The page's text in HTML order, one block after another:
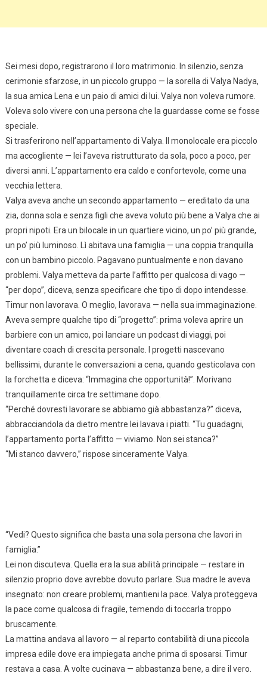
Sei mesi dopo, registrarono il loro matrimonio. In silenzio, senza
cerimonie sfarzose, in un piccolo gruppo — la sorella di Valya Nadya,
la sua amica Lena e un paio di amici di lui. Valya non voleva rumore.
Voleva solo vivere con una persona che la guardasse come se fosse
speciale.
Si trasferirono nell’appartamento di Valya. Il monolocale era piccolo
ma accogliente — lei l’aveva ristrutturato da sola, poco a poco, per
diversi anni. L’appartamento era caldo e confortevole, come una
vecchia lettera.
Valya aveva anche un secondo appartamento — ereditato da una
zia, donna sola e senza figli che aveva voluto più bene a Valya che ai
propri nipoti. Era un bilocale in un quartiere vicino, un po’ più grande,
un po’ più luminoso. Lì abitava una famiglia — una coppia tranquilla
con un bambino piccolo. Pagavano puntualmente e non davano
problemi. Valya metteva da parte l’affitto per qualcosa di vago —
“per dopo”, diceva, senza specificare che tipo di dopo intendesse.
Timur non lavorava. O meglio, lavorava — nella sua immaginazione.
Aveva sempre qualche tipo di “progetto”: prima voleva aprire un
barbiere con un amico, poi lanciare un podcast di viaggi, poi
diventare coach di crescita personale. I progetti nascevano
bellissimi, durante le conversazioni a cena, quando gesticolava con
la forchetta e diceva: “Immagina che opportunità!”. Morivano
tranquillamente circa tre settimane dopo.
“Perché dovresti lavorare se abbiamo già abbastanza?” diceva,
abbracciandola da dietro mentre lei lavava i piatti. “Tu guadagni,
l’appartamento porta l’affitto — viviamo. Non sei stanca?”
“Mi stanco davvero,” rispose sinceramente Valya.
“Vedi? Questo significa che basta una sola persona che lavori in
famiglia.”
Lei non discuteva. Quella era la sua abilità principale — restare in
silenzio proprio dove avrebbe dovuto parlare. Sua madre le aveva
insegnato: non creare problemi, mantieni la pace. Valya proteggeva
la pace come qualcosa di fragile, temendo di toccarla troppo
bruscamente.
La mattina andava al lavoro — al reparto contabilità di una piccola
impresa edile dove era impiegata anche prima di sposarsi. Timur
restava a casa. A volte cucinava — abbastanza bene, a dire il vero.